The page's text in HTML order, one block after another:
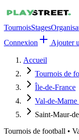
TournoisStages
Connexion
Ajouter
Accueil
Tournois de
Île-de-France
Val-de-Marne
Saint-Maur-
Tournois de football •